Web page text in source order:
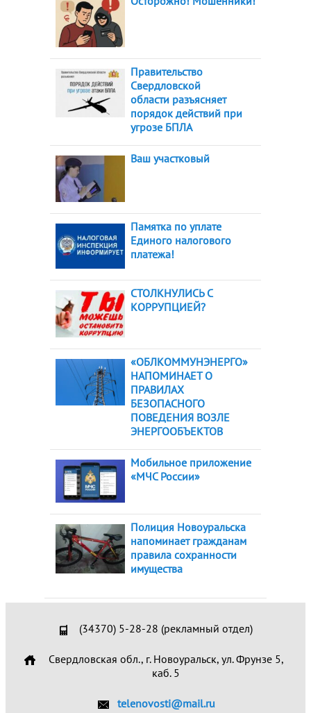
Правительство
Свердловской
области разъясняет
порядок действий при
угрозе БПЛА
Ваш участковый
Памятка по уплате
Единого налогового
платежа!
СТОЛКНУЛИСЬ С
КОРРУПЦИЕЙ?
«ОБЛКОММУНЭНЕРГО»
НАПОМИНАЕТ О
ПРАВИЛАХ
БЕЗОПАСНОГО
ПОВЕДЕНИЯ ВОЗЛЕ
ЭНЕРГООБЪЕКТОВ
Мобильное приложение
«МЧС России»
Полиция Новоуральска
напоминает гражданам
правила сохранности
имущества
(34370) 5-28-28 (рекламный отдел)
Свердловская обл., г. Новоуральск, ул. Фрунзе 5,
каб. 5
telenovosti@mail.ru